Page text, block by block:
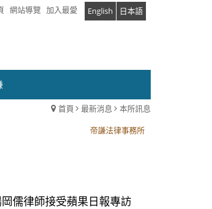
網站導覽 加入最愛 English 日本語
首頁 最新消息
本所訊息
帝謙法律事務所
儒律師接受蘋果日報專訪